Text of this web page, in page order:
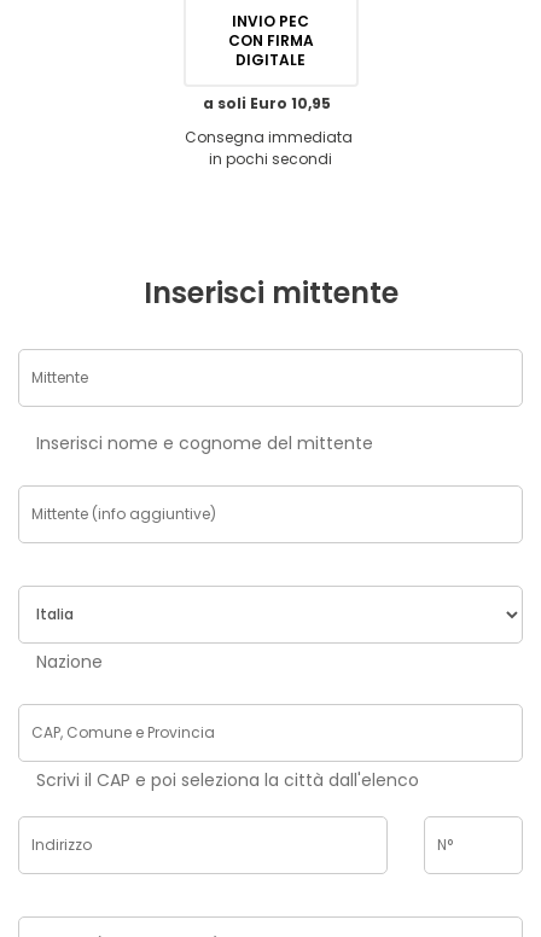
INVIO PEC
CON FIRMA
DIGITALE
a soli Euro 10,95
Consegna immediata
in pochi secondi
Inserisci mittente
Inserisci nome e cognome del mittente
Nazione
Scrivi il CAP e poi seleziona la città dall'elenco